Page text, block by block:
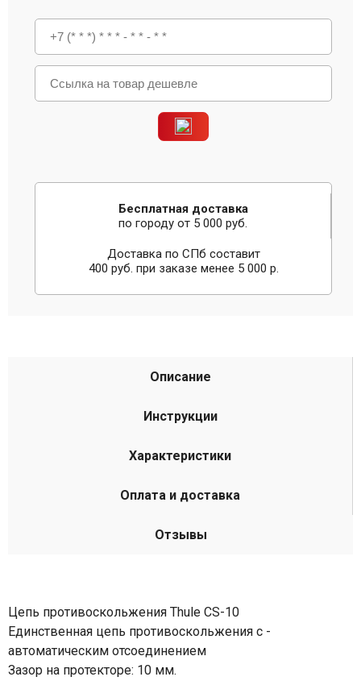
Бесплатная доставка
по городу от 5 000 руб.
Доставка по СПб составит
400 руб. при заказе менее 5 000 р.
Описание
Инструкции
Характеристики
Оплата и доставка
Отзывы
Цепь противоскольжения Thule CS-10
Единственная цепь противоскольжения с ­
автоматическим отсоединением
Зазор на протекторе: 10 мм.